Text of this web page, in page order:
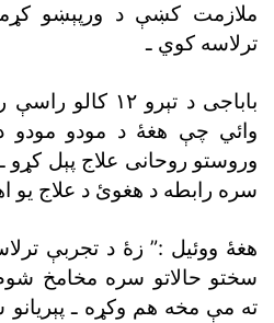
ملازمت کښې د ورپېښو
ترلاسه کوي ـ
باباجى د تېرو
وائي چې هغۀ د مودو مودو
وروستو روحانى علاج پېل کړو
سره رابطه د هغوئ د علاج يو
هغۀ ووئيل :” زۀ د تجربې
سختو حالاتو سره مخامخ
ته مې مخه هم وکړه ـ پېريانو